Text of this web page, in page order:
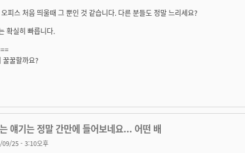
피스 처음 띄울때 그 뿐인 것 같습니다. 다른 분들도 정말 느리세요?
확실히 빠릅니다.
꿀꿀할까요?
얘기는 정말 간만에 들어보네요... 어떤 배
09/25 - 3:10오후